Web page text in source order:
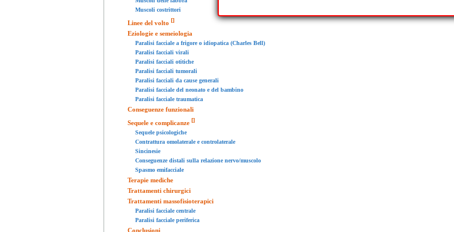
Muscoli costrittori
Linee del volto []
Eziologie e semeiologia
Paralisi facciale a frigore o idiopatica (Charles Bell)
Paralisi facciali virali
Paralisi facciali otitiche
Paralisi facciali tumorali
Paralisi facciali da cause generali
Paralisi facciale del neonato e del bambino
Paralisi facciale traumatica
Conseguenze funzionali
Sequele e complicanze []
Sequele psicologiche
Contrattura omolaterale e controlaterale
Sincinesie
Conseguenze distali sulla relazione nervo/muscolo
Spasmo emifacciale
Terapie mediche
Trattamenti chirurgici
Trattamenti massofisioterapici
Paralisi facciale centrale
Paralisi facciale periferica
Conclusioni